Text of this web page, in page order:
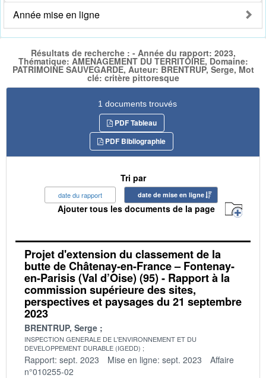
Année mise en ligne
Résultats de recherche : - Année du rapport: 2023,
Thématique: AMENAGEMENT DU TERRITOIRE, Domaine:
PATRIMOINE SAUVEGARDE, Auteur: BRENTRUP, Serge, Mot
clé: critère pittoresque
1 documents trouvés
PDF Tableau
PDF Bibliographie
Tri par
date du rapport date de mise en ligne
Ajouter tous les documents de la page
Projet d'extension du classement de la
butte de Châtenay-en-France – Fontenay-
en-Parisis (Val d’Oise) (95) - Rapport à la
commission supérieure des sites,
perspectives et paysages du 21 septembre
2023
BRENTRUP, Serge
INSPECTION GENERALE DE L'ENVIRONNEMENT ET DU
DEVELOPPEMENT DURABLE (IGEDD)
Rapport: sept. 2023 Mise en ligne: sept. 2023
Affaire
n°010255-02